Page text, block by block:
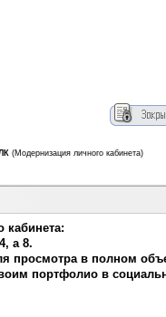
(Модернизация личного кабинета)
кабинета:
а 8.
просмотра в полном
портфолио в